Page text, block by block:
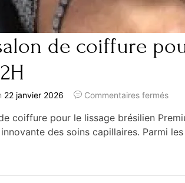
de coiffure
22 janvier 2026 Commentaires fermés
coiffure pour le lissage brésilien
des soins capillaires. Parmi